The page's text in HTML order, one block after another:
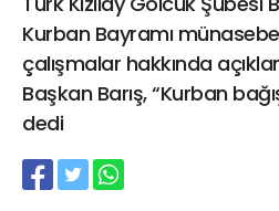
Kurban Bayramı
çalışmalar hakkında
Başkan Barış, “Kurban
dedi
21 Gölcük